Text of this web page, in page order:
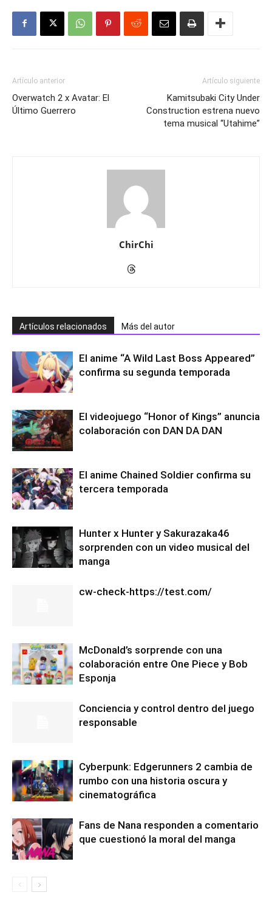
Artículo anterior
Overwatch 2 x Avatar: El
Último Guerrero
Artículo siguiente
Kamitsubaki City Under
Construction estrena nuevo
tema musical “Utahime”
ChirChi
Artículos relacionados Más del autor
El anime “A Wild Last Boss Appeared”
confirma su segunda temporada
El videojuego “Honor of Kings” anuncia
colaboración con DAN DA DAN
El anime Chained Soldier confirma su
tercera temporada
Hunter x Hunter y Sakurazaka46
sorprenden con un video musical del
manga
cw-check-https://test.com/
McDonald’s sorprende con una
colaboración entre One Piece y Bob
Esponja
Conciencia y control dentro del juego
responsable
Cyberpunk: Edgerunners 2 cambia de
rumbo con una historia oscura y
cinematográfica
Fans de Nana responden a comentario
que cuestionó la moral del manga